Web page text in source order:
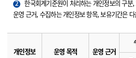
2
한국회계기준원이 처리하는 개인정보의 구분
운영 근거, 수집하는 개인정보 항목, 보유기간은
개인정보 운영 목적 운영 근거